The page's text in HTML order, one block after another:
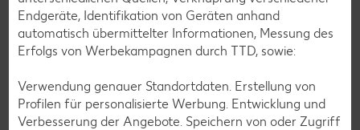
Endgeräte, Identifikation von Geräten anhand
automatisch übermittelter Informationen, Messung des
Erfolgs von Werbekampagnen durch TTD, sowie:
Verwendung genauer Standortdaten. Erstellung von
Profilen für personalisierte Werbung. Entwicklung und
Verbesserung der Angebote. Speichern von oder Zugriff